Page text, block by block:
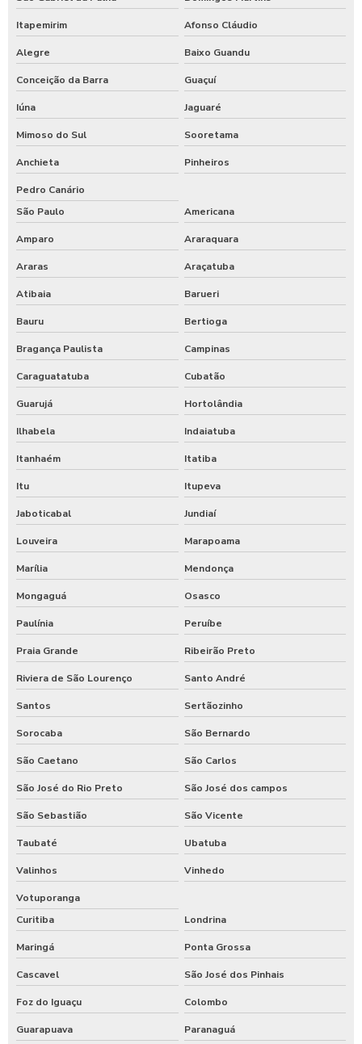
Itapemirim Afonso Cláudio
Alegre Baixo Guandu
Conceição da Barra Guaçuí
Iúna Jaguaré
Mimoso do Sul Sooretama
Anchieta Pinheiros
Pedro Canário
São Paulo
Americana
Amparo Araraquara
Araras Araçatuba
Atibaia Barueri
Bauru Bertioga
Bragança Paulista Campinas
Caraguatatuba Cubatão
Guarujá Hortolândia
Ilhabela Indaiatuba
Itanhaém Itatiba
Itu Itupeva
Jaboticabal Jundiaí
Louveira Marapoama
Marília Mendonça
Mongaguá Osasco
Paulínia Peruíbe
Praia Grande Ribeirão Preto
Riviera de São Lourenço Santo André
Santos Sertãozinho
Sorocaba São Bernardo
São Caetano São Carlos
São José do Rio Preto São José dos campos
São Sebastião São Vicente
Taubaté Ubatuba
Valinhos Vinhedo
Votuporanga
Curitiba
Londrina
Maringá Ponta Grossa
Cascavel São José dos Pinhais
Foz do Iguaçu Colombo
Guarapuava Paranaguá